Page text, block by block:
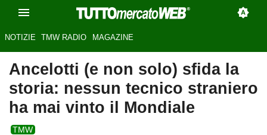
NOTIZIE TMW RADIO MAGAZINE
Ancelotti (e non solo) sfida la
storia: nessun tecnico straniero
ha mai vinto il Mondiale
TMW